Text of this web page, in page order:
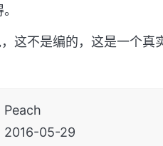
这不是编的，这是一个
Peach
2016-05-29